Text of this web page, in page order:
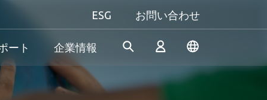
ESG お問い合わせ
ート 企業情報